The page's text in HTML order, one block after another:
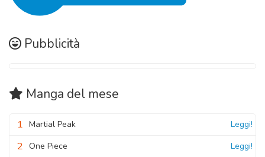
Pubblicità
Manga del mese
1 Martial Peak Leggi!
2 One Piece Leggi!